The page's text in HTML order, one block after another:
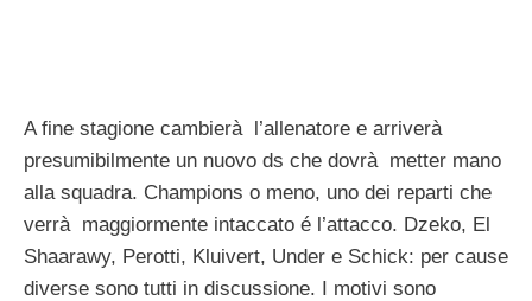
A fine stagione cambierà l’allenatore e arriverà
presumibilmente un nuovo ds che dovrà metter mano
alla squadra. Champions o meno, uno dei reparti che
verrà maggiormente intaccato é l’attacco. Dzeko, El
Shaarawy, Perotti, Kluivert, Under e Schick: per cause
diverse sono tutti in discussione. I motivi sono